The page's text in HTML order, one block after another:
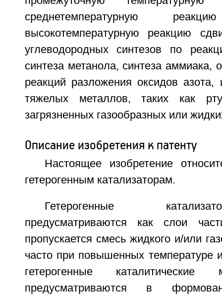
среднетемпературную
высокотемпературную реакцию
углеводородных синтезов по
синтеза метанола, синтеза аммиака,
реакций разложения оксидов
тяжелых металлов, таких как
загрязненных газообразных или
Описание изобретения к патенту
Настоящее изобретение
гетерогенным катализаторам.
Гетерогенные
предусматриваются как слои
пропускается смесь жидкого и/или
часто при повышенных температуре
гетерогенные каталитические
предусматриваются в